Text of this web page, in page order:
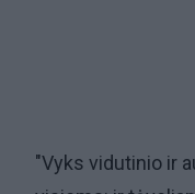
"Vyks vidutinio ir